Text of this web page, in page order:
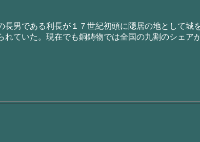
長男である利長が１７世紀初頭に隠居の地として城
れていた。現在でも銅鋳物では全国の九割のシェ